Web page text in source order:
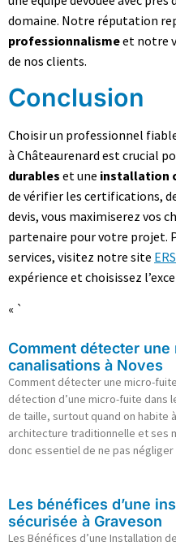
domaine. Notre réputation
professionnalismeet notre
de nos clients.
Conclusion
Choisir un professionnel
à Châteaurenard est crucial
durables et une installation
de vérifier les certifications,
devis, vous maximiserez vos
partenaire pour votre projet.
services, visitez notre site
expérience et choisissez
« `
Comment détecter
canalisations à Noves
Comment détecter une micro-
détection d’une micro-fuite dans
de taille, surtout quand on habite
architecture traditionnelle et ses
donc essentiel de ne pas
Les bénéfices d’une
sécurisée à Graveson
Les Bénéfices d’une Installation